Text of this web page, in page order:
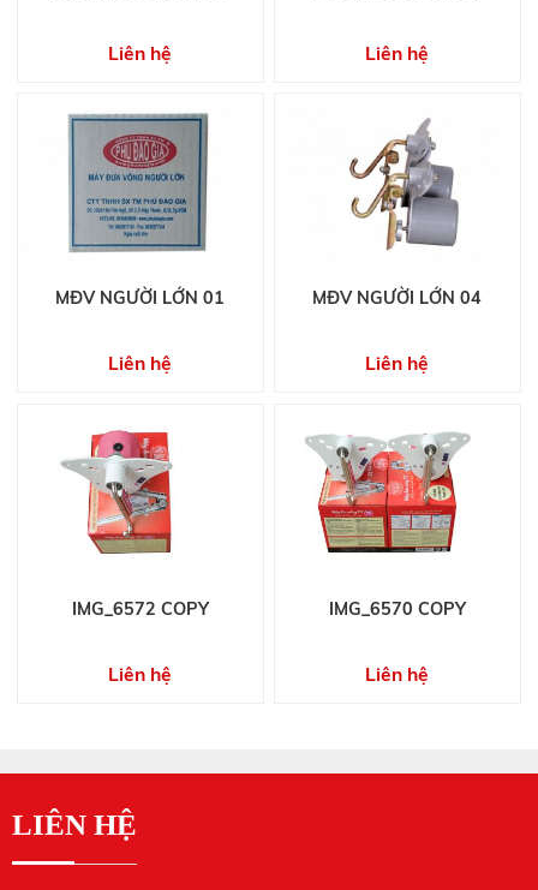
Liên hệ Liên hệ
MĐV NGƯỜI LỚN 01
Liên hệ
MĐV NGƯỜI LỚN 04
Liên hệ
IMG_6572 COPY
Liên hệ
IMG_6570 COPY
Liên hệ
LIÊN HỆ